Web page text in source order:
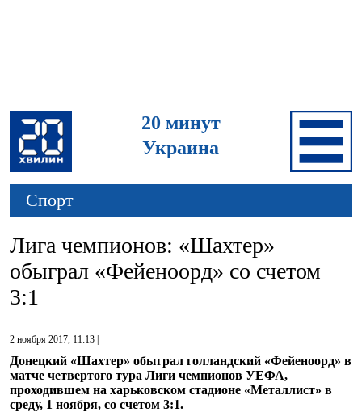
20 минут
Украина
Спорт
Лига чемпионов: «Шахтер»
обыграл «Фейеноорд» со счетом
3:1
2 ноября 2017, 11:13 |
Донецкий «Шахтер» обыграл голландский «Фейеноорд» в
матче четвертого тура Лиги чемпионов УЕФА,
проходившем на харьковском стадионе «Металлист» в
среду, 1 ноября, со счетом 3:1.